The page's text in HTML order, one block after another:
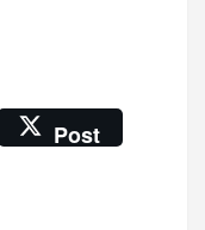
in
Post